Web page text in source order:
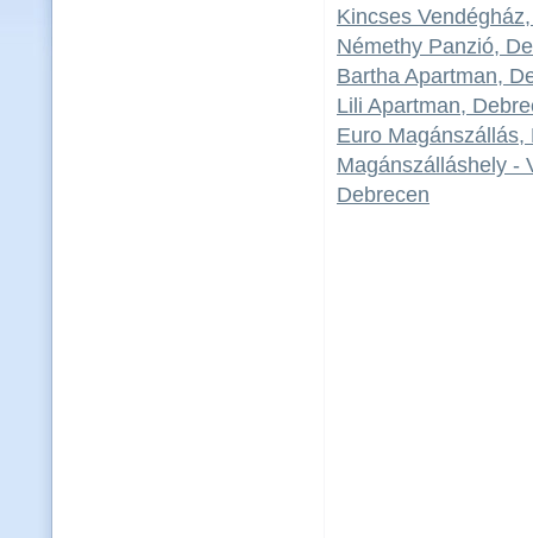
Kincses
Némethy Panzió,
Bartha Apartman,
Lili Apartman,
Euro Magánszállás,
Magánszálláshely -
Debrecen